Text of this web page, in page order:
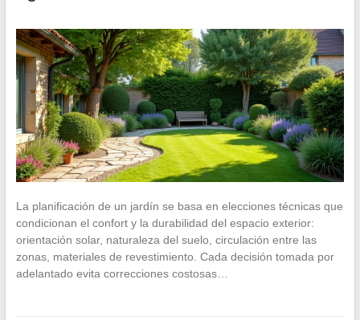
La planificación de un jardín se basa en elecciones técnicas que
condicionan el confort y la durabilidad del espacio exterior:
orientación solar, naturaleza del suelo, circulación entre las
zonas, materiales de revestimiento. Cada decisión tomada por
adelantado evita correcciones costosas…